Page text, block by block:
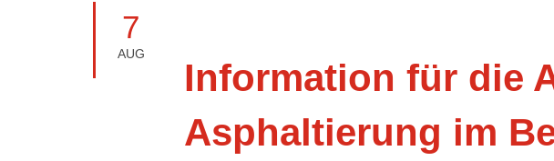
Information für die
Asphaltierung im
7
AUG